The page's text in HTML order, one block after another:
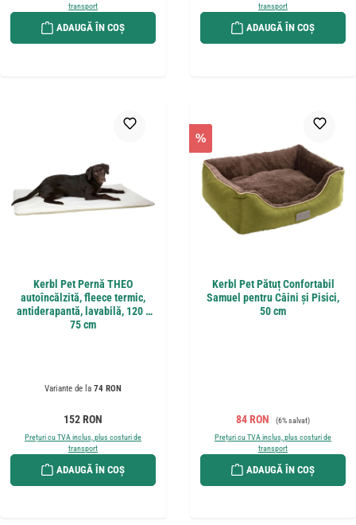
transport
ADAUGĂ ÎN COȘ
transport
ADAUGĂ ÎN COȘ
Kerbl Pet Pernă THEO
autoîncălzită, fleece termic,
antiderapantă, lavabilă, 120 x
75 cm
Variante de la 74 RON
Preț obișnuit:
152 RON
Prețuri cu TVA inclus, plus costuri de
transport
ADAUGĂ ÎN COȘ
%
Kerbl Pet Pătuț Confortabil
Samuel pentru Câini și Pisici,
50 cm
Preț de vânzare:
84 RON Preț obișnuit:
(6% salvat)
Prețuri cu TVA inclus, plus costuri de
transport
ADAUGĂ ÎN COȘ